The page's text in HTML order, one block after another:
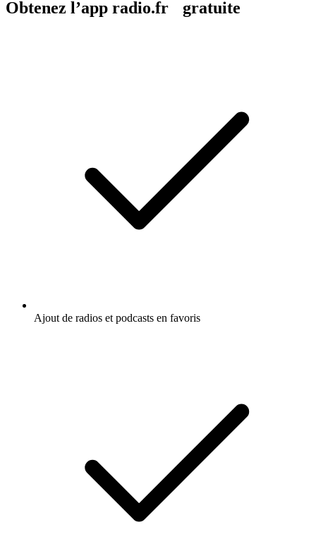
Obtenez l’app radio.fr gratuite
Ajout de radios et podcasts en favoris